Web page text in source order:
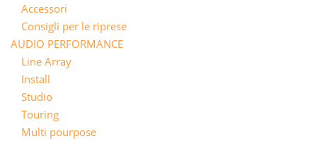
Accessori
Consigli per le riprese
AUDIO PERFORMANCE
Line Array
Install
Studio
Touring
Multi pourpose